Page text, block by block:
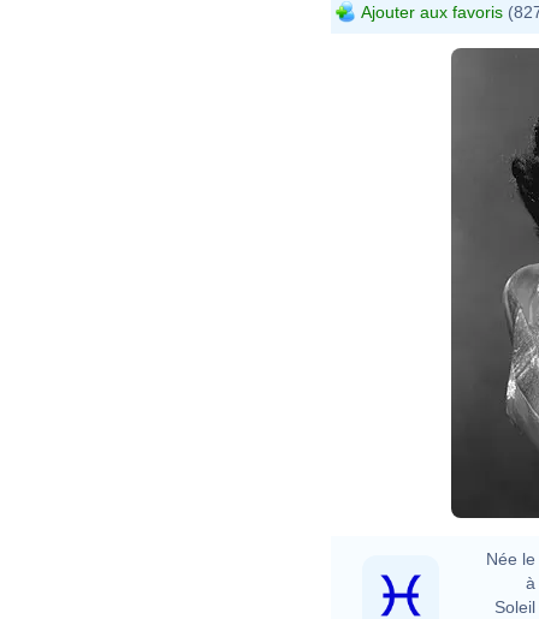
Ajouter aux favoris
Née le
à
Soleil